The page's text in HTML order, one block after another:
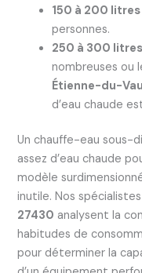
150 à 200 litres
personnes.
250 à 300 litres
nombreuses ou
Étienne-du-
d’eau chaude
Un chauffe-eau sous-
assez d’eau chaude
modèle
inutile. Nos
27430 analysent la
habitudes de
pour déterminer la